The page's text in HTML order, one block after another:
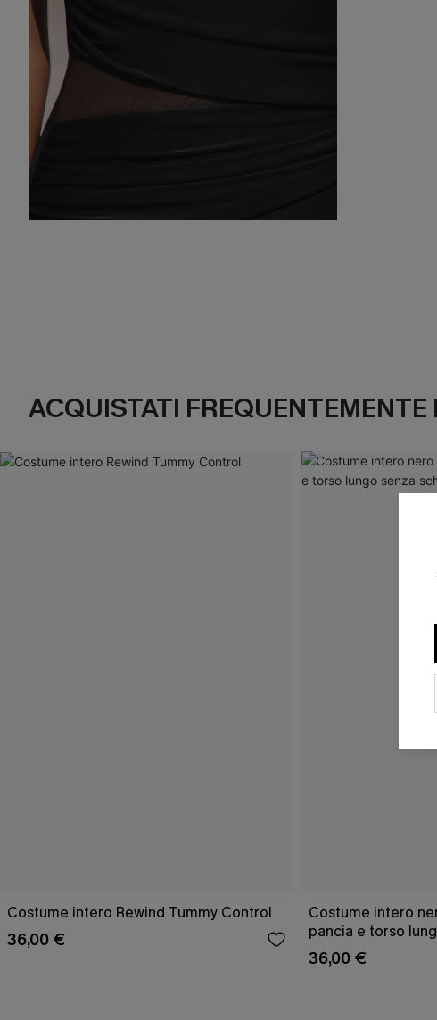
ACQUISTATI FREQUENTEMENTE
Costume intero Rewind Tummy Control
36,00 €
Costume intero
pancia e torso
36,00 €